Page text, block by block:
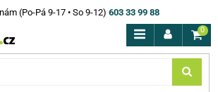
(Po-Pá 9-17 • So 9-12) 603 33 99 88
0